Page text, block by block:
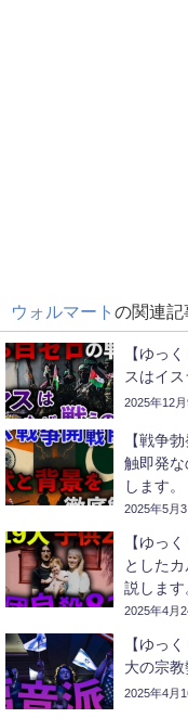
ウォルマート の関連記
【ゆっ
スはイ
2025年12月
【戦争
触即発
します。
2025年5月3
【ゆっ
とした
説します
2025年4月
【ゆっ
大の宗
2025年4月